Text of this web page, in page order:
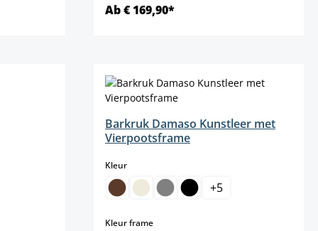
Ab € 169,90*
is momenteel niet beschikbaar.)
Barkruk Damaso Kunstleer met
Vierpootsframe
Kleurselect
+5
Kleur frameselect